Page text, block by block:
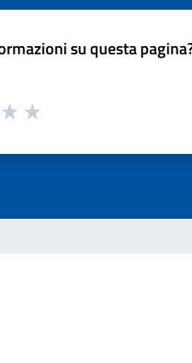
su questa